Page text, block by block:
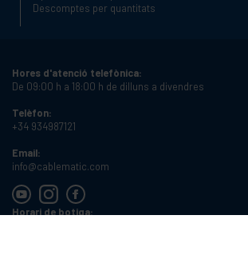
Descomptes per quantitats
Hores d'atenció telefònica:
De 09:00 h a 18:00 h de dilluns a divendres
Telèfon:
+34 934987121
Email:
info@cablematic.com
Horari de botiga: